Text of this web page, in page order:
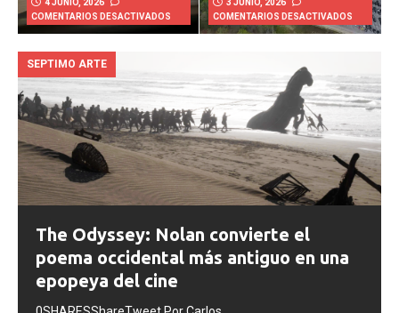
4 JUNIO, 2026
COMENTARIOS DESACTIVADOS
3 JUNIO, 2026
COMENTARIOS DESACTIVADOS
SEPTIMO ARTE
The Odyssey: Nolan convierte el
poema occidental más antiguo en una
epopeya del cine